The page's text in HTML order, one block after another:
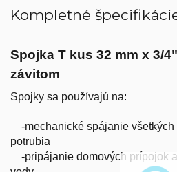
Kompletné
Spojka T kus 32 mm x 3/
závitom
Spojky sa používajú na:
-mechanické spájanie všetkých
potrubia
-pripájanie domových prípojok